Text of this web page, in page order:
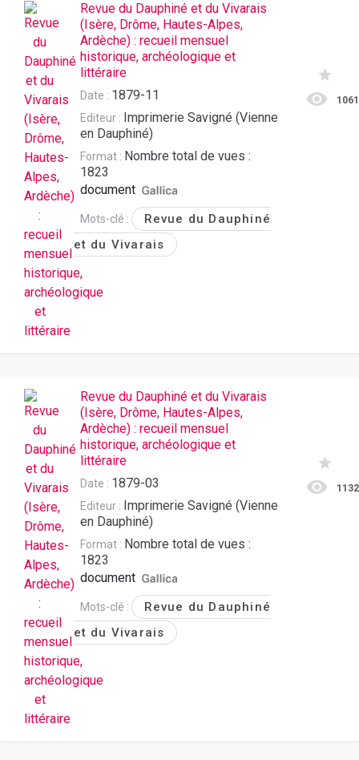
Revue du Dauphiné et du Vivarais
(Isère, Drôme, Hautes-Alpes,
Ardèche) : recueil mensuel
historique, archéologique et
littéraire
Date : 1879-11
Editeur : Imprimerie Savigné (Vienne
en Dauphiné)
Format : Nombre total de vues :
1823
document
Mots-clé :
Revue du Dauphiné
et du Vivarais
1061
Revue du Dauphiné et du Vivarais
(Isère, Drôme, Hautes-Alpes,
Ardèche) : recueil mensuel
historique, archéologique et
littéraire
Date : 1879-03
Editeur : Imprimerie Savigné (Vienne
en Dauphiné)
Format : Nombre total de vues :
1823
document
Mots-clé :
Revue du Dauphiné
et du Vivarais
1132